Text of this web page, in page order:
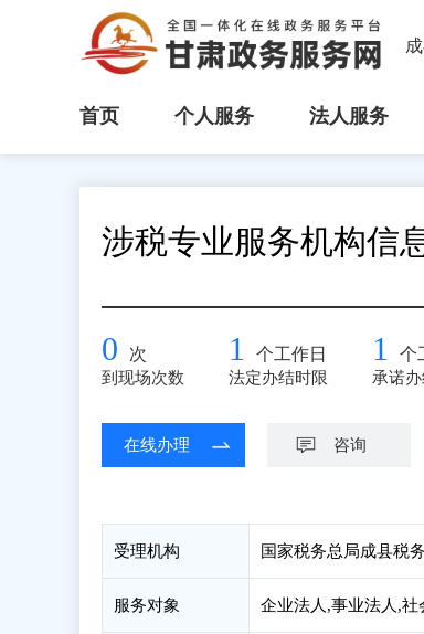
首页 个人服务 法人服务
涉税专业服务机构信
0 次
到现场次数
1 个工作日
法定办结时限
1 个
承诺
在线办理 咨询
受理机构 国家税务总局成县税
服务对象 企业法人,事业法人,社